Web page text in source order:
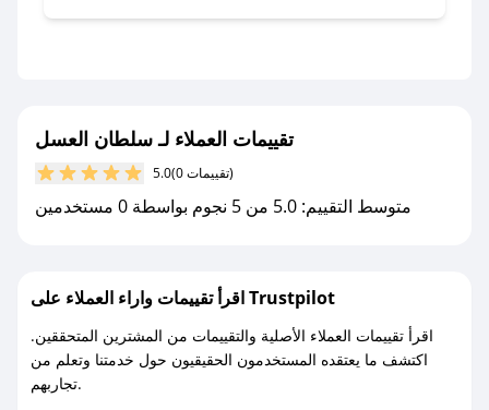
مع صحصح، تسوق بذكاء ووفّر على كل مشترياتك مع
كوبونات خصم حصرية من سلطان العسل!
تقييمات العملاء لـ سلطان العسل
5.0 (0 تقييمات)
متوسط التقييم: 5.0 من 5 نجوم بواسطة 0 مستخدمين
اقرأ تقييمات واراء العملاء على Trustpilot
اقرأ تقييمات العملاء الأصلية والتقييمات من المشترين المتحققين.
اكتشف ما يعتقده المستخدمون الحقيقيون حول خدمتنا وتعلم من
تجاربهم.